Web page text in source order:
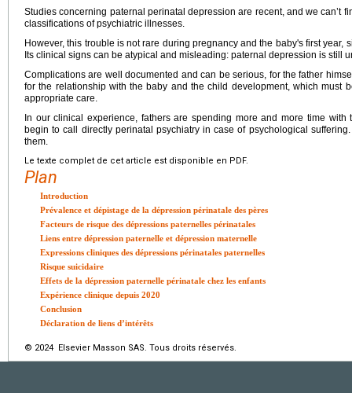
Studies concerning paternal perinatal depression are recent, and we can’t
classifications of psychiatric illnesses.
However, this trouble is not rare during pregnancy and the baby's first year,
Its clinical signs can be atypical and misleading: paternal depression is still
Complications are well documented and can be serious, for the father
for the relationship with the baby and the child development, which must
appropriate care.
In our clinical experience, fathers are spending more and more time
begin to call directly perinatal psychiatry in case of psychological
them.
Le texte complet de cet article est disponible en PDF.
Plan
Introduction
Prévalence et dépistage de la dépression périnatale des pères
Facteurs de risque des dépressions paternelles périnatales
Liens entre dépression paternelle et dépression maternelle
Expressions cliniques des dépressions périnatales paternelles
Risque suicidaire
Effets de la dépression paternelle périnatale chez les enfants
Expérience clinique depuis 2020
Conclusion
Déclaration de liens d’intérêts
© 2024 Elsevier Masson SAS. Tous droits réservés.